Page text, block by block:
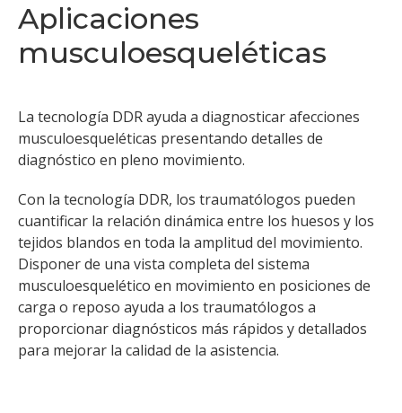
Aplicaciones
musculoesqueléticas
La tecnología DDR ayuda a diagnosticar afecciones
musculoesqueléticas presentando detalles de
diagnóstico en pleno movimiento.
Con la tecnología DDR, los traumatólogos pueden
cuantificar la relación dinámica entre los huesos y los
tejidos blandos en toda la amplitud del movimiento.
Disponer de una vista completa del sistema
musculoesquelético en movimiento en posiciones de
carga o reposo ayuda a los traumatólogos a
proporcionar diagnósticos más rápidos y detallados
para mejorar la calidad de la asistencia.